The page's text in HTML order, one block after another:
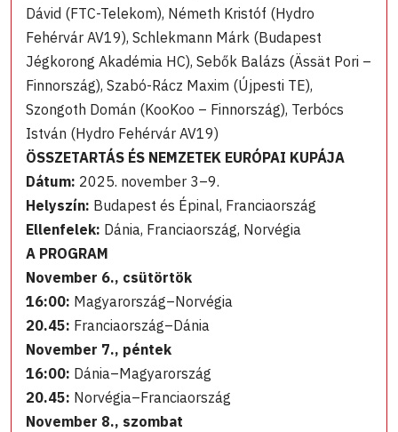
Dávid (FTC-Telekom), Németh Kristóf (Hydro
Fehérvár AV19), Schlekmann Márk (Budapest
Jégkorong Akadémia HC), Sebők Balázs (Ässät Pori –
Finnország), Szabó-Rácz Maxim (Újpesti TE),
Szongoth Domán (KooKoo – Finnország), Terbócs
István (Hydro Fehérvár AV19)
ÖSSZETARTÁS ÉS NEMZETEK EURÓPAI KUPÁJA
Dátum: 2025. november 3–9.
Helyszín: Budapest és Épinal, Franciaország
Ellenfelek: Dánia, Franciaország, Norvégia
A PROGRAM
November 6., csütörtök
16:00: Magyarország–Norvégia
20.45: Franciaország–Dánia
November 7., péntek
16:00: Dánia–Magyarország
20.45: Norvégia–Franciaország
November 8., szombat